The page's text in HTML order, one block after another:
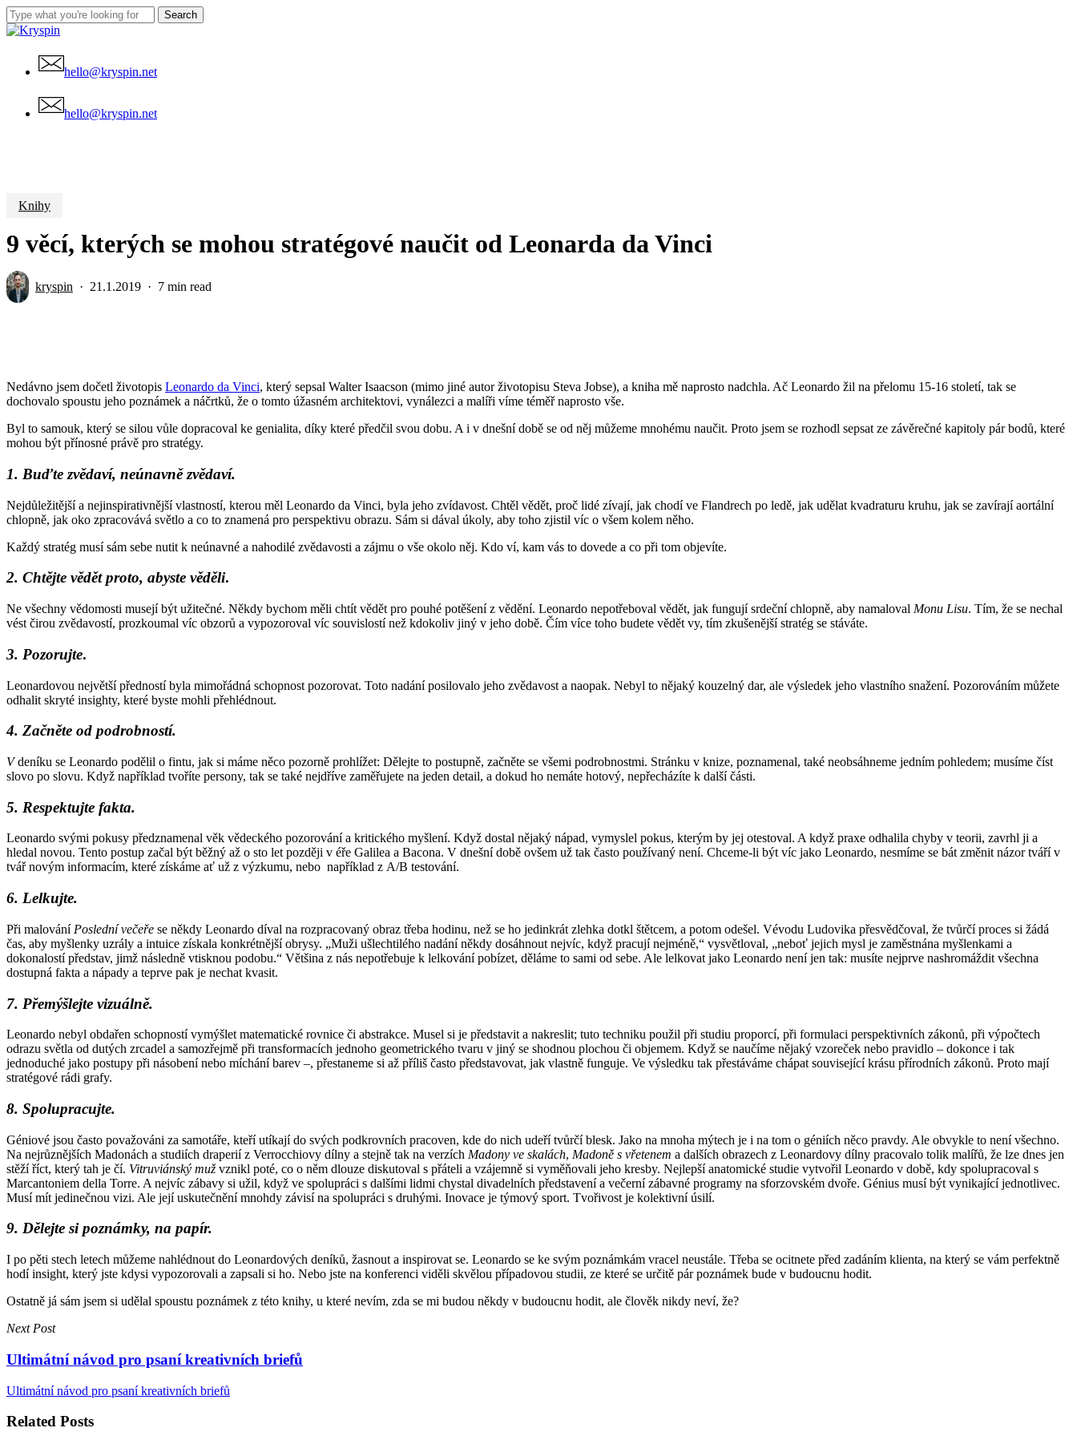
Skip
to
content
Search
Close
hello@kryspin.net
hello@kryspin.net
Knihy
9 věcí, kterých se mohou stratégové naučit od Leonarda da Vinci
kryspin 21.1.2019 7 min read
Nedávno jsem dočetl životopis Leonardo da Vinci, který sepsal Walter Isaacson (mimo jiné autor životopisu Steva Jobse), a kniha mě naprosto nadchla. Ač Leonardo žil na přelomu 15-16 století, tak se
dochovalo spoustu jeho poznámek a náčrtků, že o tomto úžasném architektovi, vynálezci a malíři víme téměř naprosto vše.
Byl to samouk, který se silou vůle dopracoval ke genialita, díky které předčil svou dobu. A i v dnešní době se od něj můžeme mnohému naučit. Proto jsem se rozhodl sepsat ze závěrečné kapitoly pár bodů, které
mohou být přínosné právě pro stratégy.
1. Buďte zvědaví, neúnavně zvědaví.
Nejdůležitější a nejinspirativnější vlastností, kterou měl Leonardo da Vinci, byla jeho zvídavost. Chtěl vědět, proč lidé zívají, jak chodí ve Flandrech po ledě, jak udělat kvadraturu kruhu, jak se zavírají aortální
chlopně, jak oko zpracovává světlo a co to znamená pro perspektivu obrazu. Sám si dával úkoly, aby toho zjistil víc o všem kolem něho.
Každý stratég musí sám sebe nutit k neúnavné a nahodilé zvědavosti a zájmu o vše okolo něj. Kdo ví, kam vás to dovede a co při tom objevíte.
2. Chtějte vědět proto, abyste věděli.
Ne všechny vědomosti musejí být užitečné. Někdy bychom měli chtít vědět pro pouhé potěšení z vědění. Leonardo nepotřeboval vědět, jak fungují srdeční chlopně, aby namaloval Monu Lisu. Tím, že se nechal
vést čirou zvědavostí, prozkoumal víc obzorů a vypozoroval víc souvislostí než kdokoliv jiný v jeho době. Čím více toho budete vědět vy, tím zkušenější stratég se stáváte.
3. Pozorujte.
Leonardovou největší předností byla mimořádná schopnost pozorovat. Toto nadání posilovalo jeho zvědavost a naopak. Nebyl to nějaký kouzelný dar, ale výsledek jeho vlastního snažení. Pozorováním můžete
odhalit skryté insighty, které byste mohli přehlédnout.
4. Začněte od podrobností.
Vdeníku se Leonardo podělil o fintu, jak si máme něco pozorně prohlížet: Dělejte to postupně, začněte se všemi podrobnostmi. Stránku v knize, poznamenal, také neobsáhneme jedním pohledem; musíme číst
slovo po slovu. Když například tvoříte persony, tak se také nejdříve zaměřujete na jeden detail, a dokud ho nemáte hotový, nepřecházíte k další části.
5. Respektujte fakta.
Leonardo svými pokusy předznamenal věk vědeckého pozorování a kritického myšlení. Když dostal nějaký nápad, vymyslel pokus, kterým by jej otestoval. A když praxe odhalila chyby v teorii, zavrhl ji a
hledal novou. Tento postup začal být běžný až o sto let později v éře Galilea a Bacona. V dnešní době ovšem už tak často používaný není. Chceme-li být víc jako Leonardo, nesmíme se bát změnit názor tváří v
tvář novým informacím, které získáme ať už z výzkumu, nebo například z A/B testování.
6. Lelkujte.
Při malování Poslední večeře se někdy Leonardo díval na rozpracovaný obraz třeba hodinu, než se ho jedinkrát zlehka dotkl štětcem, a potom odešel. Vévodu Ludovika přesvědčoval, že tvůrčí proces si žádá
čas, aby myšlenky uzrály a intuice získala konkrétnější obrysy. „Muži ušlechtilého nadání někdy dosáhnout nejvíc, když pracují nejméně,“ vysvětloval, „neboť jejich mysl je zaměstnána myšlenkami a
dokonalostí představ, jimž následně vtisknou podobu.“ Většina z nás nepotřebuje k lelkování pobízet, děláme to sami od sebe. Ale lelkovat jako Leonardo není jen tak: musíte nejprve nashromáždit všechna
dostupná fakta a nápady a teprve pak je nechat kvasit.
7. Přemýšlejte vizuálně.
Leonardo nebyl obdařen schopností vymýšlet matematické rovnice či abstrakce. Musel si je představit a nakreslit; tuto techniku použil při studiu proporcí, při formulaci perspektivních zákonů, při výpočtech
odrazu světla od dutých zrcadel a samozřejmě při transformacích jednoho geometrického tvaru v jiný se shodnou plochou či objemem. Když se naučíme nějaký vzoreček nebo pravidlo – dokonce i tak
jednoduché jako postupy při násobení nebo míchání barev –, přestaneme si až příliš často představovat, jak vlastně funguje. Ve výsledku tak přestáváme chápat související krásu přírodních zákonů. Proto mají
stratégové rádi grafy.
8. Spolupracujte.
Géniové jsou často považováni za samotáře, kteří utíkají do svých podkrovních pracoven, kde do nich udeří tvůrčí blesk. Jako na mnoha mýtech je i na tom o géniích něco pravdy. Ale obvykle to není všechno.
Na nejrůznějších Madonách a studiích draperií z Verrocchiovy dílny a stejně tak na verzích Madony ve skalách, Madoně s vřetenem a dalších obrazech z Leonardovy dílny pracovalo tolik malířů, že lze dnes jen
stěží říct, který tah je čí. Vitruviánský mužvznikl poté, co o něm dlouze diskutoval s přáteli a vzájemně si vyměňovali jeho kresby. Nejlepší anatomické studie vytvořil Leonardo v době, kdy spolupracoval s
Marcantoniem della Torre. A nejvíc zábavy si užil, když ve spolupráci s dalšími lidmi chystal divadelních představení a večerní zábavné programy na sforzovském dvoře. Génius musí být vynikající jednotlivec.
Musí mít jedinečnou vizi. Ale její uskutečnění mnohdy závisí na spolupráci s druhými. Inovace je týmový sport. Tvořivost je kolektivní úsilí.
9. Dělejte si poznámky, na papír.
I po pěti stech letech můžeme nahlédnout do Leonardových deníků, žasnout a inspirovat se. Leonardo se ke svým poznámkám vracel neustále. Třeba se ocitnete před zadáním klienta, na který se vám perfektně
hodí insight, který jste kdysi vypozorovali a zapsali si ho. Nebo jste na konferenci viděli skvělou případovou studii, ze které se určitě pár poznámek bude v budoucnu hodit.
Ostatně já sám jsem si udělal spoustu poznámek z této knihy, u které nevím, zda se mi budou někdy v budoucnu hodit, ale člověk nikdy neví, že?
Next Post
Ultimátní návod pro psaní kreativních briefů
Ultimátní návod pro psaní kreativních briefů
Related Posts